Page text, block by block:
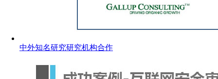
中外知名研究研究机构合作